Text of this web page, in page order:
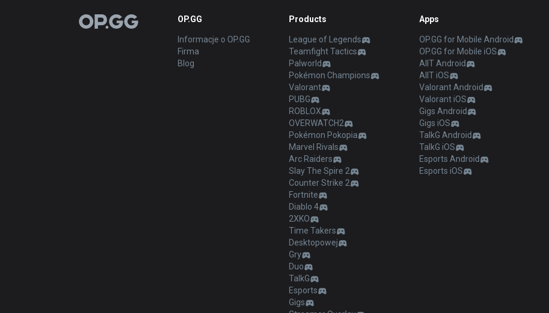
OP.GG OP.GG
Informacje o OP.GG
Firma
Blog
Products
League of Legends
Teamfight Tactics
Palworld
Pokémon Champions
Valorant
PUBG
ROBLOX
OVERWATCH2
Pokémon Pokopia
Marvel Rivals
Arc Raiders
Slay The Spire 2
Counter Strike 2
Fortnite
Diablo 4
2XKO
Time Takers
Desktopowej
Gry
Duo
TalkG
Esports
Gigs
Apps
OP.GG for Mobile Android
OP.GG for Mobile iOS
AllT Android
AllT iOS
Valorant Android
Valorant iOS
Gigs Android
Gigs iOS
TalkG Android
TalkG iOS
Esports Android
Esports iOS